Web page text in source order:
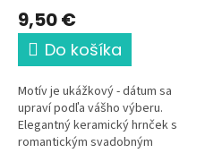
9,50 €
Do košíka
Motív je ukážkový - dátum sa
upraví podľa vášho výberu.
Elegantný keramický hrnček s
romantickým svadobným